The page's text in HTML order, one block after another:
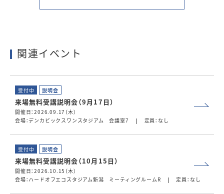
関連イベント
受付中 説明会
来場無料受講説明会（9月17日）
開催日：2026.09.17（木）
会場：デンカビックスワンスタジアム 会議室7
定員：なし
受付中 説明会
来場無料受講説明会（10月15日）
開催日：2026.10.15（木）
会場：ハードオフエコスタジアム新潟 ミーティングルームR
定員：なし